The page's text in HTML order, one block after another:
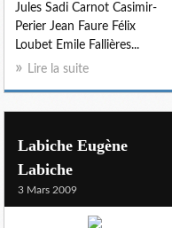
Jules Sadi Carnot Casimir-
Perier Jean Faure Félix
Loubet Emile Fallières...
Lire la suite
Labiche Eugène
Labiche
3 Mars 2009